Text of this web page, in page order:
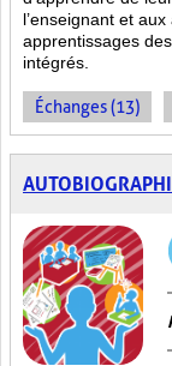
l’enseignant et
apprentissages
intégrés.
Échanges (13)